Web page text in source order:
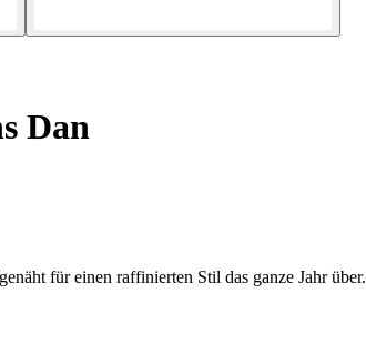
Dan
für einen raffinierten Stil das ganze Jahr über.